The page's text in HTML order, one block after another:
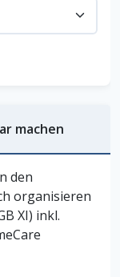
machen
den
organisieren
XI) inkl.